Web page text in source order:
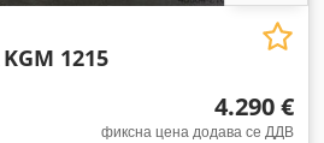
KGM 1215
4.290 €
фиксна цена додава се ДДВ